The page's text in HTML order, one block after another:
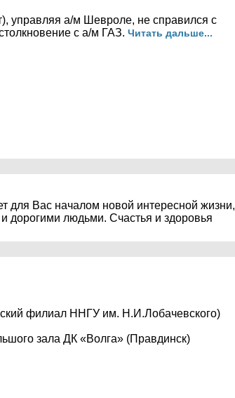
управляя а/м Шевроле, не справился с
с а/м ГАЗ. Читать дальше...
для Вас началом новой интересной жизни,
дорогими людьми. Счастья и здоровья
филиал ННГУ им. Н.И.Лобачевского)
зала ДК «Волга» (Правдинск)